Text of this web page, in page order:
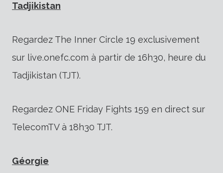
Tadjikistan
Regardez The Inner Circle 19 exclusivement
sur live.onefc.com à partir de 16h30, heure du
Tadjikistan (TJT).
Regardez ONE Friday Fights 159 en direct sur
TelecomTV à 18h30 TJT.
Géorgie